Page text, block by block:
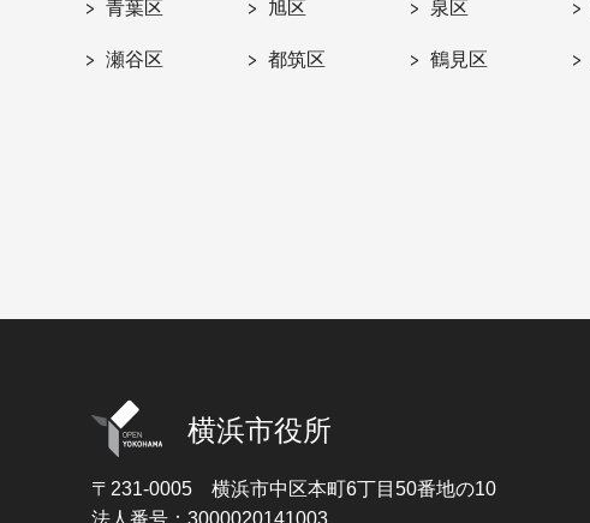
青葉区 旭区 泉区
瀬谷区 都筑区 鶴見区
横浜市役所
〒231-0005 横浜市中区本町6丁目50番地の10
法人番号：3000020141003